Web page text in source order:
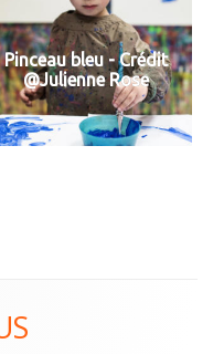
Pinceau bleu - Crédit
@Julienne Rose